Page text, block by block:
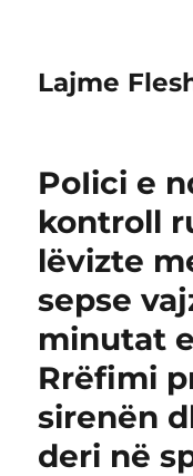
Lajme
PoIici e
kontroll
lëvizte
sepse
minutat
Rrëfimi
sirenën
deri në